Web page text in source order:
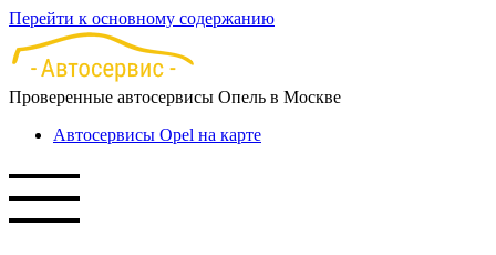
Перейти к основному содержанию
Проверенные автосервисы Опель в Москве
Автосервисы Opel на карте